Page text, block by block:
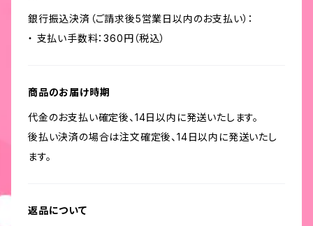
銀行振込決済（ご請求後5営業日以内のお支払い）：
・ 支払い手数料：360円（税込）
商品のお届け時期
代金のお支払い確定後、14日以内に発送いたします。
後払い決済の場合は注文確定後、14日以内に発送いたし
ます。
返品について